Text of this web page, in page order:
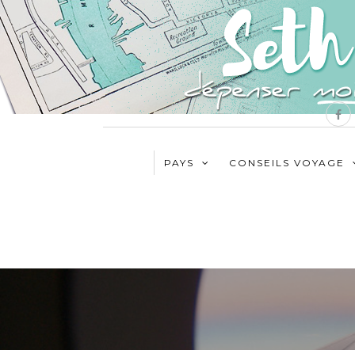
PAYS CONSEILS VOYAGE